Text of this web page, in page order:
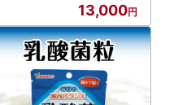
13,000